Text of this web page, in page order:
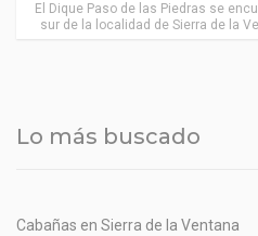
El Dique Paso de las Piedras se
sur de la localidad de Sierra de la
Lo más buscado
Cabañas en Sierra de la Ventana